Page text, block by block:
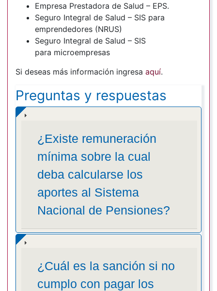
Empresa Prestadora de Salud – EPS.
Seguro Integral de Salud – SIS para
emprendedores (NRUS)
Seguro Integral de Salud – SIS
para microempresas
Si deseas más información ingresa aquí.
Preguntas y respuestas
¿Existe remuneración
mínima sobre la cual
deba calcularse los
aportes al Sistema
Nacional de Pensiones?
¿Cuál es la sanción si no
cumplo con pagar los